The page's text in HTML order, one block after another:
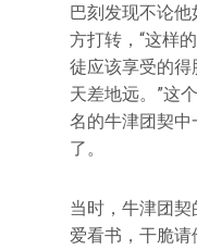
巴刻发现不论
方打转，“这样
徒应该享受的
天差地远。”这
名的牛津团契
了。
当时，牛津团
爱看书，干脆